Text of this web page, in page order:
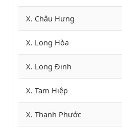
X. Châu Hưng
X. Long Hòa
X. Long Định
X. Tam Hiệp
X. Thạnh Phước